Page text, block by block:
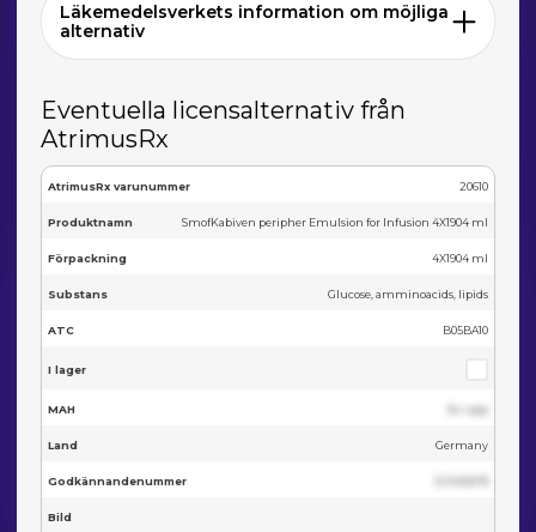
Läkemedelsverkets information om möjliga
alternativ
Eventuella licensalternativ från
AtrimusRx
AtrimusRx varunummer 20610
Produktnamn SmofKabiven peripher Emulsion for Infusion 4X1904 ml
Förpackning 4X1904 ml
Substans Glucose, amminoacids, lipids
ATC B05BA10
I lager
MAH Se i app
Land Germany
Godkännandenummer
Bild